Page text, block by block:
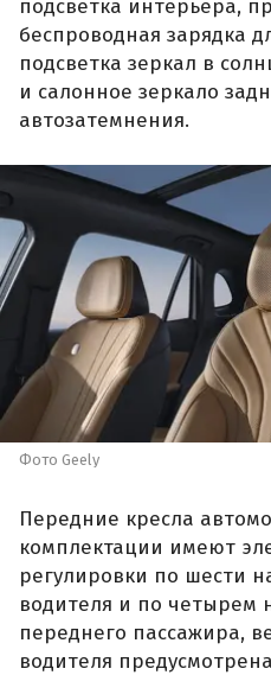
подсветка интерьера,
беспроводная зарядка
подсветка зеркал в
и салонное зеркало
автозатемнения.
Фото Geely
Передние кресла
комплектации имеют
регулировки по шести
водителя и по четырем
переднего пассажира,
водителя